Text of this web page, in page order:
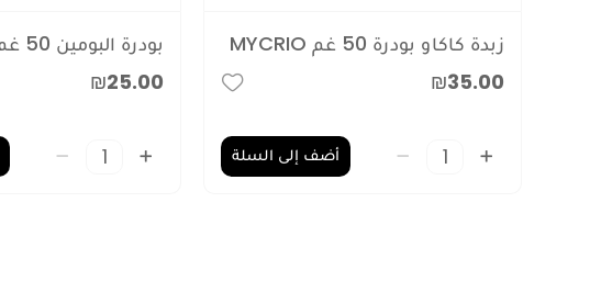
زبدة كاكاو بودرة 50 غم MYCRIO
₪35.00
أضف إلى السلة
بودرة البومين 50 غم ALBUMIN
₪25.00